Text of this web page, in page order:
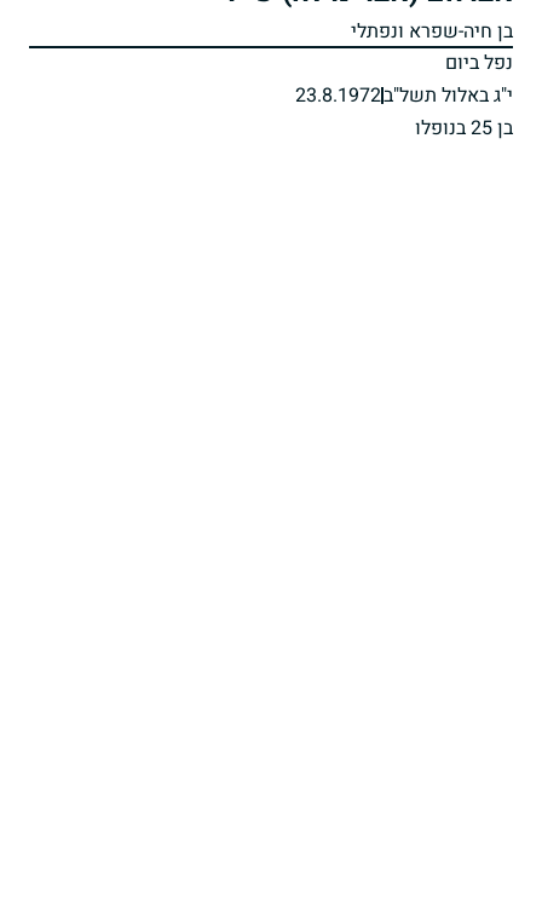
בן חיה-שפרא ונפתלי
נפל ביום
י"ג באלול תשל"ב23.8.1972
בן 25 בנופלו